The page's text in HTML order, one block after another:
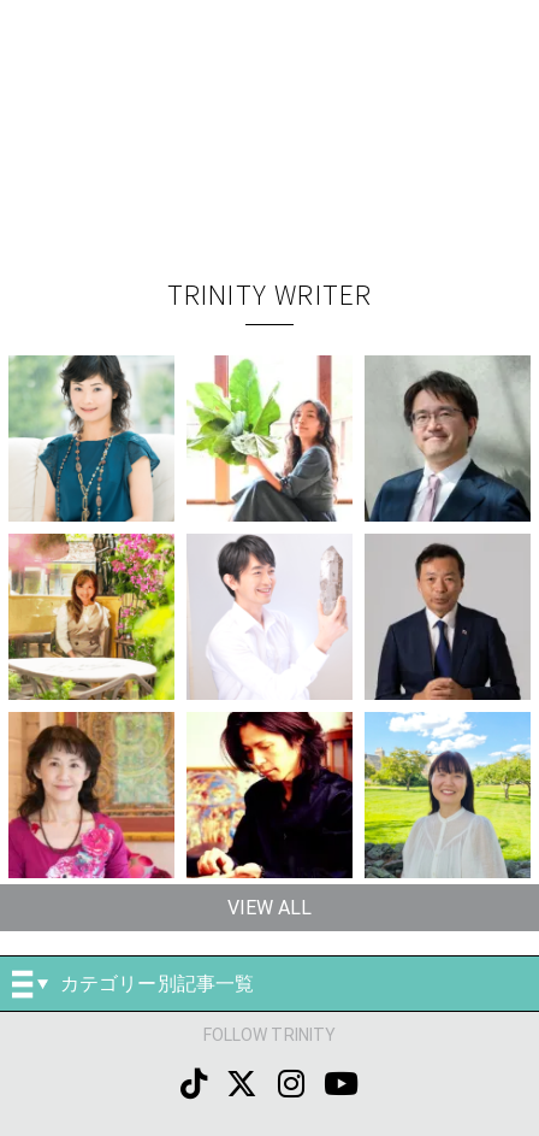
TRINITY WRITER
VIEW ALL
カテゴリー別記事一覧
FOLLOW TRINITY